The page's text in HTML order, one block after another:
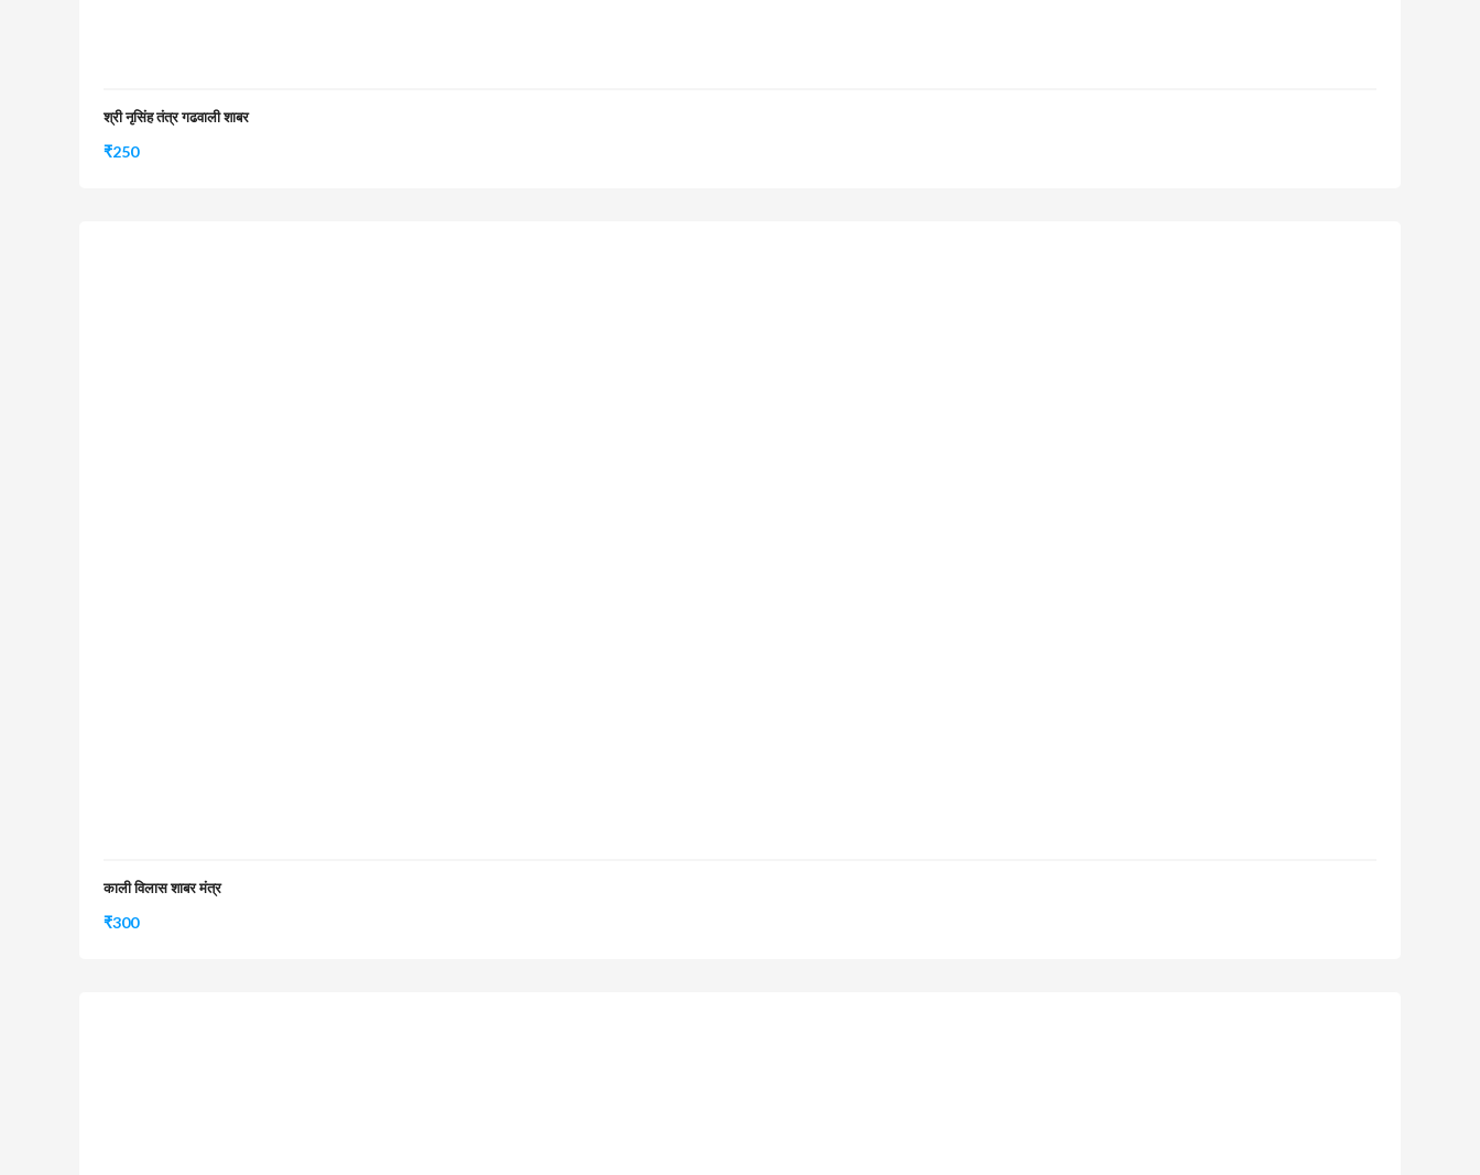
श्री नृसिंह तंत्र गढवाली शाबर
₹250
काली विलास शाबर मंत्र
₹300